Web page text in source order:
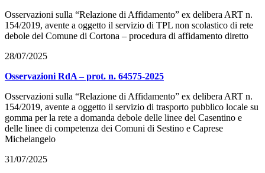
Osservazioni sulla “Relazione di Affidamento” ex delibera ART n.
154/2019, avente a oggetto il servizio di TPL non scolastico di rete
debole del Comune di Cortona – procedura di affidamento diretto
28/07/2025
Osservazioni RdA – prot. n. 64575-2025
Osservazioni sulla “Relazione di Affidamento” ex delibera ART n.
154/2019, avente a oggetto il servizio di trasporto pubblico locale su
gomma per la rete a domanda debole delle linee del Casentino e
delle linee di competenza dei Comuni di Sestino e Caprese
Michelangelo
31/07/2025